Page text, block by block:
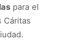
para el
Cáritas